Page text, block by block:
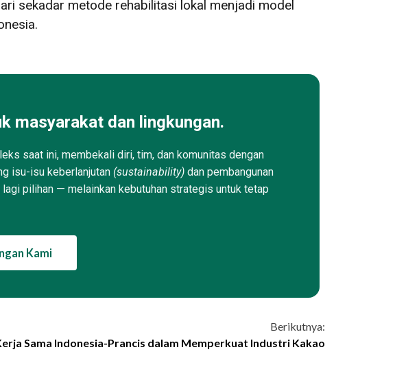
sekadar metode rehabilitasi lokal menjadi model
masyarakat dan lingkungan.
saat ini, membekali diri, tim, dan komunitas dengan
isu-isu keberlanjutan (sustainability) dan pembangunan
lagi pilihan — melainkan kebutuhan strategis untuk tetap
Kami
Berikutnya:
Sama Indonesia-Prancis dalam Memperkuat Industri Kakao